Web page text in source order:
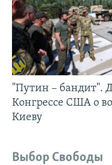
"Путин – бандит".
Конгрессе США о
Киеву
Выбор Свободы